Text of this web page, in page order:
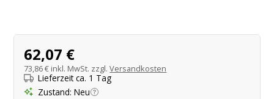
Produktangebot
62,07 €
73,86 € inkl. MwSt. zzgl.Versandkosten
Lieferzeit ca. 1 Tag
Zustand: Neu